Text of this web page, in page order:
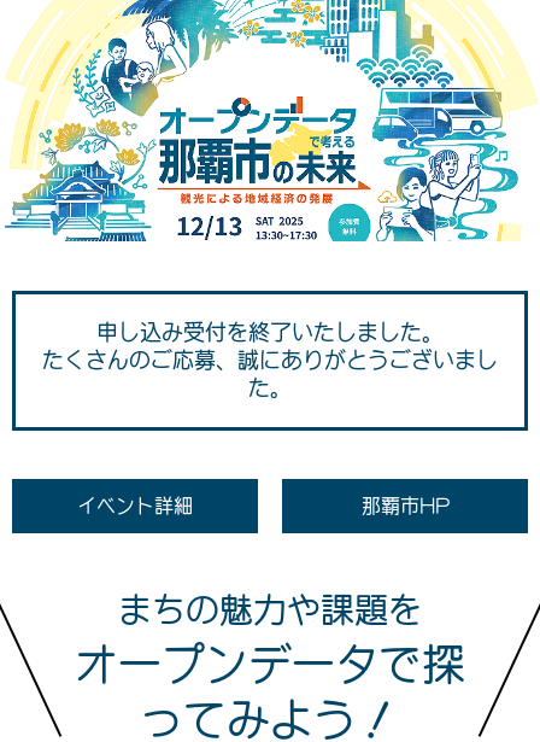
申し込み受付を終了いたしました。
たくさんのご応募、誠にありがとうございまし
た。
イベント詳細 那覇市HP
まちの魅力や課題を
オープンデータで探
ってみよう！